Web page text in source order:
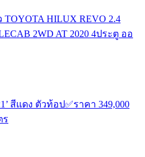
TOYOTA HILUX REVO 2.4
2WD AT 2020 4ประตู ออ
สีแดง ตัวท้อป✅ราคา 349,000
ร